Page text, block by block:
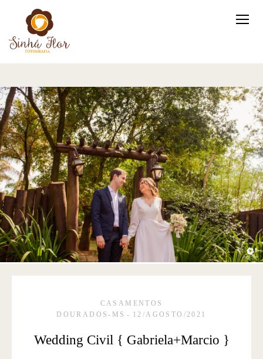
CASAMENTOS
DOURADOS-MS
12/AGOSTO/2021
Wedding Civil { Gabriela+Marcio }